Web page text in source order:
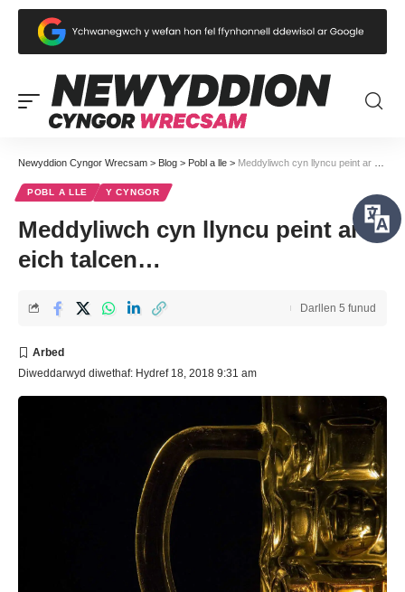
Newyddion Cyngor Wrecsam > Blog > Pobl a lle > Meddyliwch cyn llyncu peint ar eich talcen…
POBL A LLE Y CYNGOR
Meddyliwch cyn llyncu peint ar
eich talcen…
Diweddarwyd diwethaf: Hydref 18, 2018 9:31 am
Darllen 5 funud